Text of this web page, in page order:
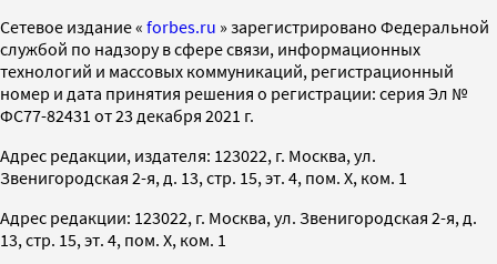
Cетевое издание « forbes.ru » зарегистрировано Федеральной
службой по надзору в сфере связи, информационных
технологий и массовых коммуникаций, регистрационный
номер и дата принятия решения о регистрации: серия Эл №
ФС77-82431 от 23 декабря 2021 г.
Адрес редакции, издателя: 123022, г. Москва, ул.
Звенигородская 2-я, д. 13, стр. 15, эт. 4, пом. X, ком. 1
Адрес редакции: 123022, г. Москва, ул. Звенигородская 2-я, д.
13, стр. 15, эт. 4, пом. X, ком. 1